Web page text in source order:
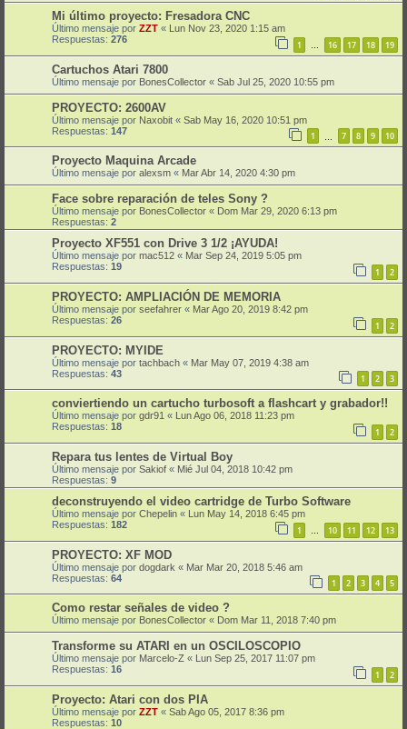
Mi último proyecto: Fresadora CNC
Último mensaje por ZZT « Lun Nov 23, 2020 1:15 am
Respuestas: 276 1 … 16 17 18 19
Cartuchos Atari 7800
Último mensaje por BonesCollector « Sab Jul 25, 2020 10:55 pm
PROYECTO: 2600AV
Último mensaje por Naxobit « Sab May 16, 2020 10:51 pm
Respuestas: 147 1 7 8 9 10
Proyecto Maquina Arcade
Último mensaje por alexsm « Mar Abr 14, 2020 4:30 pm
Face sobre reparación de teles Sony ?
Último mensaje por BonesCollector « Dom Mar 29, 2020 6:13 pm
Respuestas: 2
Proyecto XF551 con Drive 3 1/2 ¡AYUDA!
Último mensaje por mac512 « Mar Sep 24, 2019 5:05 pm
Respuestas: 19 1 2
PROYECTO: AMPLIACIÓN DE MEMORIA
Último mensaje por seefahrer « Mar Ago 20, 2019 8:42 pm
Respuestas: 26 1 2
PROYECTO: MYIDE
Último mensaje por tachbach « Mar May 07, 2019 4:38 am
Respuestas: 43 1 2 3
conviertiendo un cartucho turbosoft a flashcart y grabador!!
Último mensaje por gdr91 «
Lun Ago 06, 2018 11:23 pm
Respuestas: 18 1 2
Repara tus lentes de Virtual Boy
Último mensaje por Sakiof « Mié Jul 04, 2018 10:42 pm
Respuestas: 9
deconstruyendo el video cartridge de Turbo Software
Último mensaje por Chepelin « Lun May 14, 2018 6:45 pm
Respuestas: 182 1 … 10 11 12 13
PROYECTO: XF MOD
Último mensaje por dogdark « Mar Mar 20, 2018 5:46 am
Respuestas: 64 1 2 3 4 5
Como restar señales de video ?
Último mensaje por BonesCollector « Dom Mar 11, 2018 7:40 pm
Transforme su ATARI en un OSCILOSCOPIO
Último mensaje por Marcelo-Z «
Lun Sep 25, 2017 11:07 pm
Respuestas: 16 1 2
Proyecto: Atari con dos PIA
Último mensaje por ZZT « Sab Ago 05, 2017 8:36 pm
Respuestas: 10